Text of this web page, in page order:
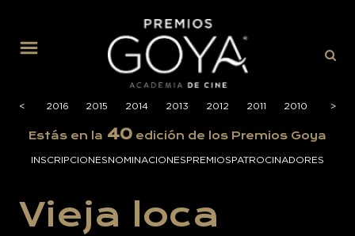
<
2017 2016 2015 2014 2013 2012 2011 2010 2009
>
Estás en la 40 edición de los Premios Goya
INSCRIPCIONESNOMINACIONESPREMIOSPATROCINADORES
Vieja loca